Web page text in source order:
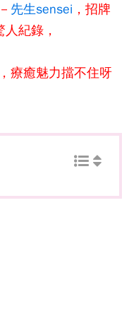
先生sensei ，招牌
紀錄，
療癒魅力擋不住呀